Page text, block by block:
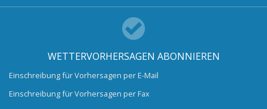
WETTERVORHERSAGEN ABONNIEREN
Einschreibung für Vorhersagen per E-Mail
Einschreibung für Vorhersagen per Fax